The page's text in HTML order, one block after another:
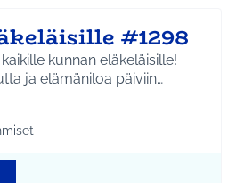
#1298
kunnan eläkeläisille!
ja elämäniloa päiviin…
mukaan: Koko Tuusula
teeman mukaan: Ikäihmiset